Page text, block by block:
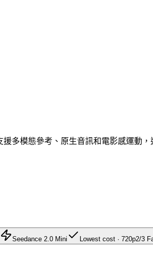
多模態參考、原生音訊和電影感運動，
Seedance 2.0 Mini Lowest cost · 720p2/3